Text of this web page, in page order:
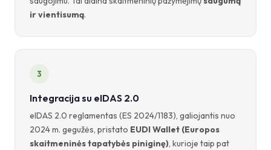
ir vientisumą.
3
Integracija su eIDAS 2.0
eIDAS 2.0 reglamentas (ES 2024/1183), galiojantis nuo
2024 m. gegužės, pristato EUDI Wallet (Europos
skaitmeninės tapatybės piniginę), kurioje taip pat